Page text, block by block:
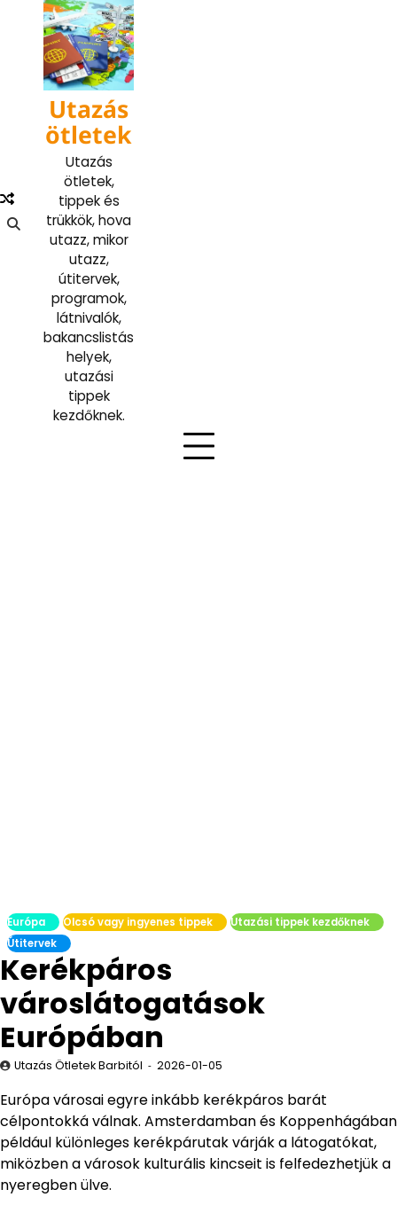
content
Utazás
ötletek
Utazás
ötletek,
tippek és
trükkök, hova
utazz, mikor
utazz,
útitervek,
programok,
látnivalók,
bakancslistás
helyek,
utazási
tippek
kezdőknek.
Európa Olcsó vagy ingyenes tippek
Utazási tippek kezdőknek
Útitervek
Kerékpáros
városlátogatások
Európában
Utazás Ötletek Barbitól 2026-01-05
Európa városai egyre inkább kerékpáros barát
célpontokká válnak. Amsterdamban és Koppenhágában
például különleges kerékpárutak várják a látogatókat,
miközben a városok kulturális kincseit is felfedezhetjük a
nyeregben ülve.